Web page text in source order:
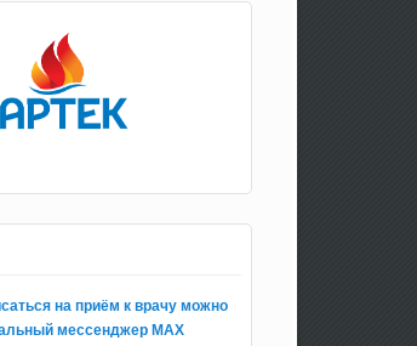
на приём к врачу можно
мессенджер МАХ